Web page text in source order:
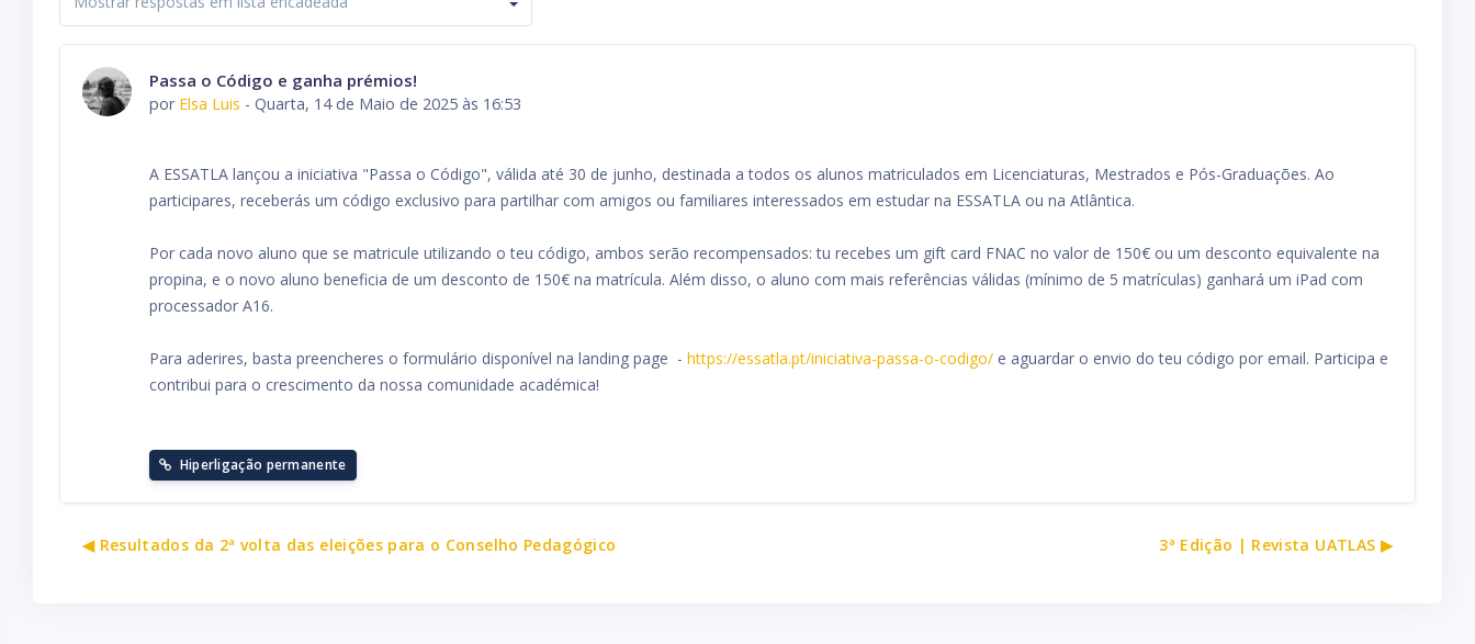
visualização
Passa o Código e ganha prémios!
por Elsa Luis - Quarta, 14 de Maio de 2025 às 16:53
Número de respostas: 0
A ESSATLA lançou a iniciativa "Passa o Código", válida até 30 de junho, destinada a todos os alunos matriculados em Licenciaturas, Mestrados e Pós-Graduações. Ao
participares, receberás um código exclusivo para partilhar com amigos ou familiares interessados em estudar na ESSATLA ou na Atlântica.
Por cada novo aluno que se matricule utilizando o teu código, ambos serão recompensados: tu recebes um gift card FNAC no valor de 150€ ou um desconto equivalente na
propina, e o novo aluno beneficia de um desconto de 150€ na matrícula. Além disso, o aluno com mais referências válidas (mínimo de 5 matrículas) ganhará um iPad com
processador A16.
Para aderires, basta preencheres o formulário disponível na landing page - https://essatla.pt/iniciativa-passa-o-codigo/ e aguardar o envio do teu código por email. Participa e
contribui para o crescimento da nossa comunidade académica!
Hiperligação permanente
◀︎ Resultados da 2ª volta das eleições para o Conselho Pedagógico 3ª Edição | Revista UATLAS ▶︎